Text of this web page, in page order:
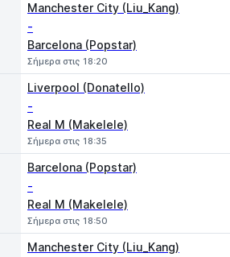
Manchester City (Liu_Kang)
-
Barcelona (Popstar)
Σήμερα στις 18:20
Liverpool (Donatello)
-
Real M (Makelele)
Σήμερα στις 18:35
Barcelona (Popstar)
-
Real M (Makelele)
Σήμερα στις 18:50
Manchester City (Liu_Kang)